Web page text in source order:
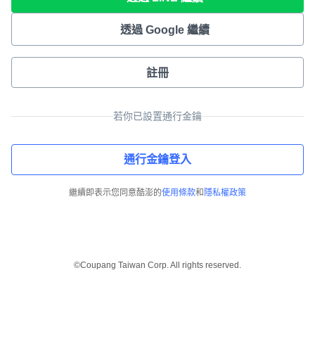
透過 Google 繼續
註冊
若你已設置通行金鑰
通行金鑰登入
繼續即表示您同意酷澎的使用條款和 隱私權政策
©Coupang Taiwan Corp. All rights reserved.